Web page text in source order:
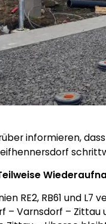
informieren,
RE2, RB61 und
– Varnsdorf – Zittau